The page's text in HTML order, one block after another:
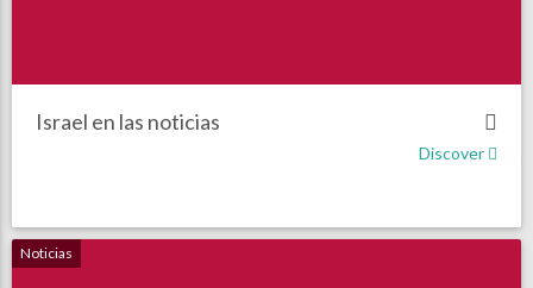
Israel en las noticias
Discover
Noticias